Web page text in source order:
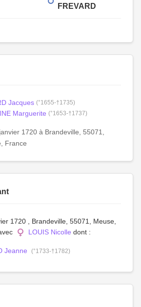
FREVARD
Jacques (°1655-†1735)
Marguerite (°1653-†1737)
1720 à Brandeville, 55071,
France
1720 , Brandeville, 55071, Meuse,
LOUIS Nicolle dont :
Jeanne (°1733-†1782)